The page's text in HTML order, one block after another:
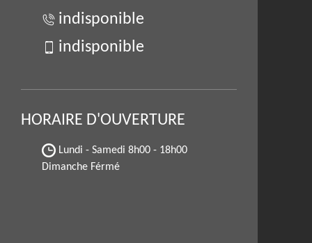
indisponible
indisponible
HORAIRE D'OUVERTURE
Lundi - Samedi 8h00 - 18h00
Dimanche Férmé